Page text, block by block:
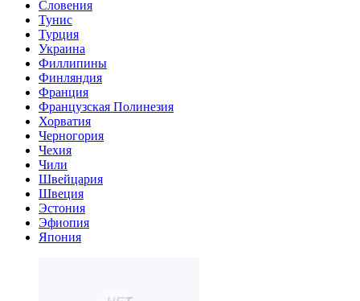
Словения
Тунис
Турция
Украина
Филлипины
Финляндия
Франция
Французская Полинезия
Хорватия
Черногория
Чехия
Чили
Швейцария
Швеция
Эстония
Эфиопия
Япония